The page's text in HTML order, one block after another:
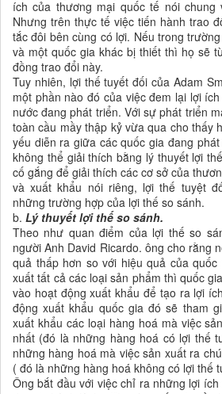
ích của thương mại quốc tế nói chung
Nhưng trên thực tế việc tiến hành trao
tắc đôi bên cùng có lợi. Nếu trong
và một quốc gia khác bị thiết thì họ sẽ
đồng trao đổi này.
Tuy nhiên, lợi thế tuyết đối của Adam
một phần nào đó của việc đem lại lợi
nước đang phát triển. Với sự phát triển
toàn cầu mầy thập kỷ vừa qua cho thấy
yếu diễn ra giữa các quốc gia đang
không thể giải thích bằng lý thuyết lợi
cố gắng để giải thích các cơ sở của
và xuất khẩu nói riêng, lợi thế tuyệt
những trường hợp của lợi thế so sánh.
b. Lý thuyết lợi thế so sánh.
Theo như quan điểm của lợi thế so
người Anh David Ricardo. ông cho rằng
quả thấp hơn so với hiệu quả của
xuất tất cả các loại sản phẩm thì quốc
vào hoạt động xuất khẩu để tạo ra lợi
động xuất khẩu quốc gia đó sẽ tham
xuất khẩu các loại hàng hoá mà việc
nhất (đó là những hàng hoá có lợi thế
những hàng hoá mà việc sản xuất ra
( đó là những hàng hoá không có lợi thế
Ông bắt đầu với việc chỉ ra những lợi